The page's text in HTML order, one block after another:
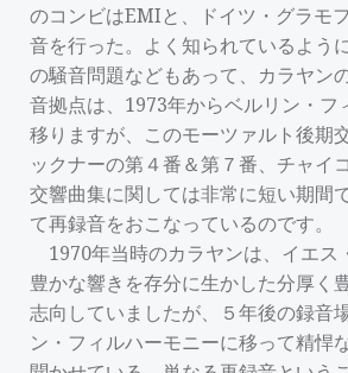
のコンビはEMIと、ドイツ・グラモ
音を行った。よく知られているよう
の騒音問題などもあって、カラヤン
音拠点は、1973年からベルリン・フ
移りますが、このモーツァルト後期
ックナーの第４番＆第７番、チャイ
交響曲集に関しては非常に短い期間
て再録音をおこなっているのです。
1970年当時のカラヤンは、イエス
豊かな響きを存分に生かした分厚く
志向していましたが、５年後の録音
ン・フィルハーモニーに移って精悍